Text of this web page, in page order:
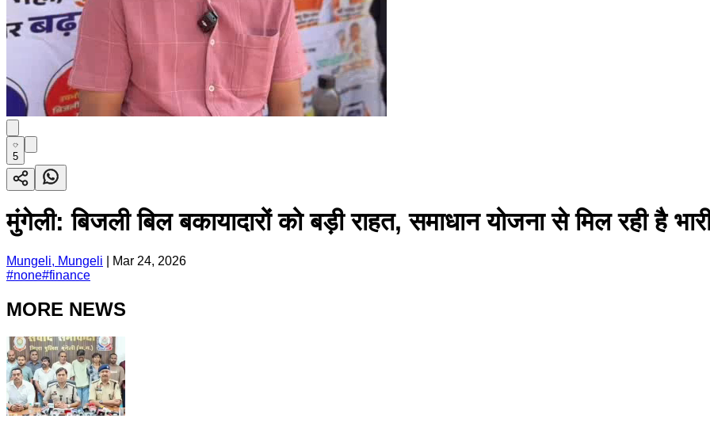
5
मुंगेली: बिजली बिल बकायादारों को बड़ी राहत, समाधान योजना से मिल रही है
Mungeli, Mungeli
Mar 24, 2026
#none#finance
MORE NEWS